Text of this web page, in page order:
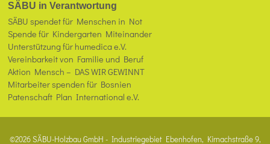
SÄBU in Verantwortung
SÄBU spendet für Menschen in Not
Spende für Kindergarten Miteinander
Unterstützung für humedica e.V.
Vereinbarkeit von Familie und Beruf
Aktion Mensch – DAS WIR GEWINNT
Mitarbeiter spenden für Bosnien
Patenschaft Plan International e.V.
©2026 SÄBU-Holzbau GmbH - Industriegebiet Ebenhofen, Kirnachstraße 9,